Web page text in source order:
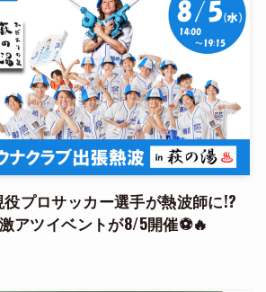
役プロサッカー選手が熱波師に!?
アツイベントが8/5開催⚽️🔥